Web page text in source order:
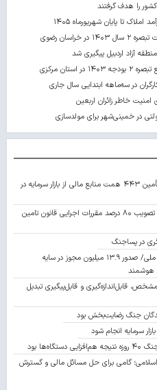
را هدف گرفتند
تا پایان شهریورماه ۱۴۰۵
آزاد اردبیل پیگیری شد
خاطر زائران اربعین
در مسیر تغییر ساختار تأمین مالی کشور/ تأمین ۴۴۳ همت منابع مالی از بازار سرمایه در
تأمین مالی تولید بدون فشار بر پایه پولی/ تصویب ۸۰ درصد مقررات اجرایی قانون تامین
در پساجنگ
اتصال ۹۷ درصدی مجوزهای کشور به درگاه ملی/ صدور ۱۳.۹ میلیون مجوز در سایه
قابل‌اندازه‌گیری و قابل‌پیگیری تبدیل
جنگ رضایت‌بخش بود
سرمایه انجام شود
گامی برای حل مسائل مالی و گسترش